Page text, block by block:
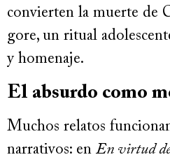
convierten la muerte de
gore, un ritual
y homenaje.
El absurdo como
Muchos relatos
narrativos: en En virtud